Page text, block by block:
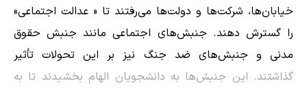
خیابان‌ها، شرکت‌ها و دولت‌ها می‌رفتند تا « عدالت اجتماعی»
را گسترش دهند. جنبش‌های اجتماعی مانند جنبش حقوق
مدنی و جنبش‌های ضد جنگ نیز بر این تحولات تأثیر
گذاشتند. این جنبش‌ها به دانشجویان الهام بخشیدند تا به